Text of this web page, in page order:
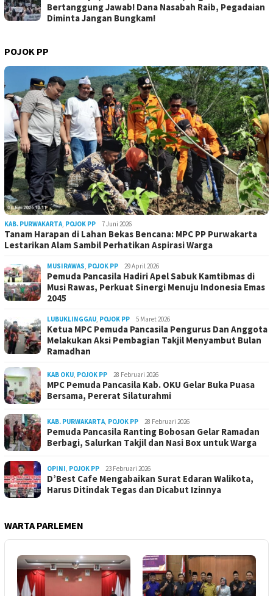
Bertanggung Jawab! Dana Nasabah Raib, Pegadaian
Diminta Jangan Bungkam!
POJOK PP
KAB. PURWAKARTA, POJOK PP 7 Juni 2026
Tanam Harapan di Lahan Bekas Bencana: MPC PP Purwakarta
Lestarikan Alam Sambil Perhatikan Aspirasi Warga
MUSIRAWAS, POJOK PP 29 April 2026
Pemuda Pancasila Hadiri Apel Sabuk Kamtibmas di
Musi Rawas, Perkuat Sinergi Menuju Indonesia Emas
2045
LUBUKLINGGAU, POJOK PP 5 Maret 2026
Ketua MPC Pemuda Pancasila Pengurus Dan Anggota
Melakukan Aksi Pembagian Takjil Menyambut Bulan
Ramadhan
KAB OKU, POJOK PP 28 Februari 2026
MPC Pemuda Pancasila Kab. OKU Gelar Buka Puasa
Bersama, Pererat Silaturahmi
KAB. PURWAKARTA, POJOK PP 28 Februari 2026
Pemuda Pancasila Ranting Bobosan Gelar Ramadan
Berbagi, Salurkan Takjil dan Nasi Box untuk Warga
OPINI, POJOK PP 23 Februari 2026
D’Best Cafe Mengabaikan Surat Edaran Walikota,
Harus Ditindak Tegas dan Dicabut Izinnya
WARTA PARLEMEN